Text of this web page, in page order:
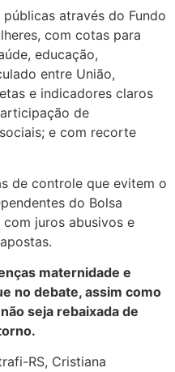
através do Fundo
com cotas para
educação,
entre União,
e indicadores claros
de
e com recorte
de controle que evitem o
do Bolsa
juros abusivos e
maternidade e
no debate, assim como
seja rebaixada de
RS, Cristiana